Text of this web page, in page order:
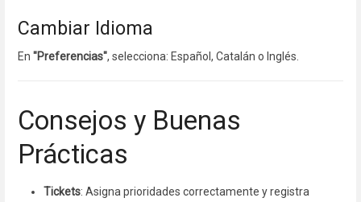
Cambiar Idioma
En "Preferencias", selecciona: Español, Catalán o Inglés.
Consejos y Buenas
Prácticas
Tickets: Asigna prioridades correctamente y registra